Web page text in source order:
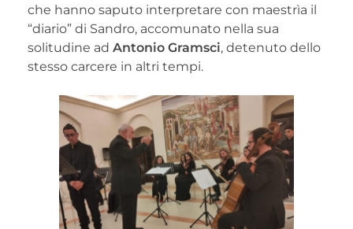
che hanno saputo interpretare con maestrìa il
“diario” di Sandro, accomunato nella sua
solitudine ad Antonio Gramsci, detenuto dello
stesso carcere in altri tempi.